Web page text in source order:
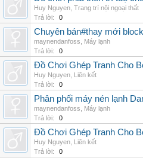
Huy Nguyen Trang trí nội ngoại thất
Trả lời:
0
Chuyên bán#thay mới
maynendanfoss
Máy lạnh
Trả lời:
0
Đồ Chơi Ghép Tranh Cho
Huy Nguyen Liên kết
Trả lời:
0
Phân phối máy nén lạnh
maynendanfoss
Máy lạnh
Trả lời:
0
Đồ Chơi Ghép Tranh Cho
Huy Nguyen Liên kết
Trả lời:
0